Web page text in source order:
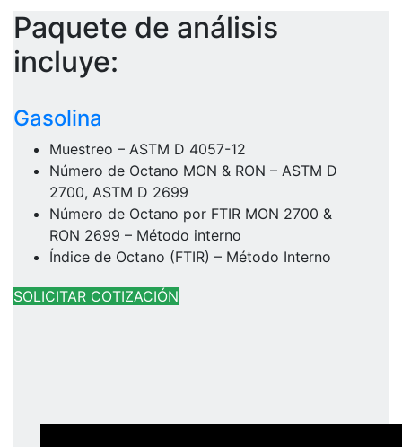
Paquete de análisis
incluye:
Gasolina
Muestreo – ASTM D 4057-12
Número de Octano MON & RON – ASTM D
2700, ASTM D 2699
Número de Octano por FTIR MON 2700 &
RON 2699 – Método interno
Índice de Octano (FTIR) – Método Interno
SOLICITAR COTIZACIÓN